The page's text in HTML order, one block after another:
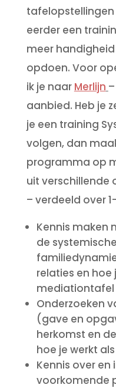
tafelopstellingen
eerder een
meer
opdoen. Voor
ik je naar Merlijn
aanbied. Heb je
je een training
volgen, dan
programma op
uit verschillende
– verdeeld over
Kennis maken
de
relaties en hoe
mediationtafel
Onderzoeken
(gave en
herkomst en
hoe je werkt
Kennis over en
voorkomende